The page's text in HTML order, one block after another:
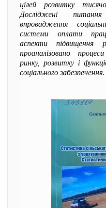
цілей розвитку
Досліджені
впровадження
системи оплати
аспекти підвищення
проаналізовано
ринку, розвитку і
соціального забезпечення.